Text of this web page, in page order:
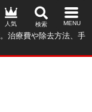
治療費や除去方法、手
人気